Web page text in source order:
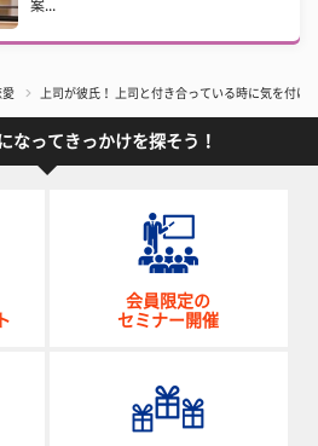
案...
愛 上司が彼氏！ 上司と付き合っている時に気を付け
なってきっかけを探そう！
会員限定の
セミナー開催